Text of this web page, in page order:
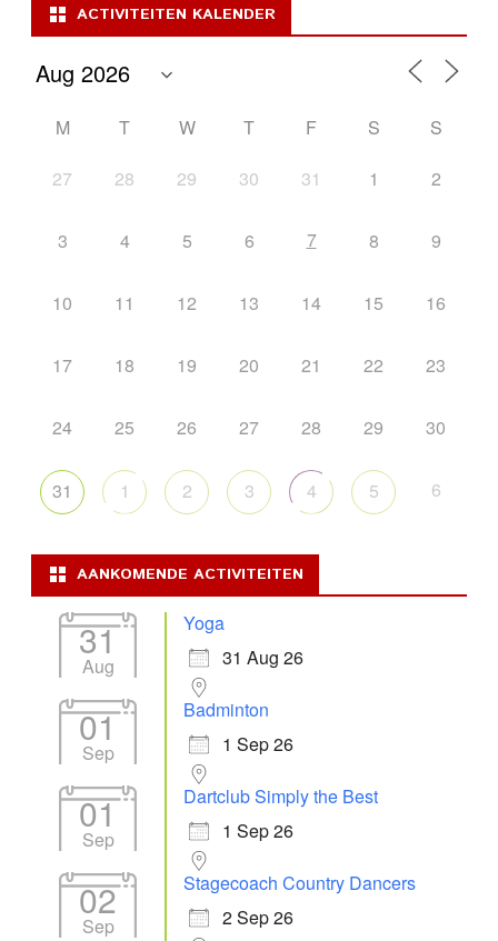
ACTIVITEITEN KALENDER
M T W T F S
S
27
28 29 30 31 1 2
3 4 5 6 7 8 9
10 11 12 13 14 15 16
17 18 19 20 21 22 23
24 25 26 27 28 29 30
31 1 2 3 4 5 6
AANKOMENDE ACTIVITEITEN
31
Aug
Yoga
31 Aug 26
01
Sep
Badminton
1 Sep 26
01
Sep
Dartclub Simply the Best
1 Sep 26
02
Sep
Stagecoach Country Dancers
2 Sep 26